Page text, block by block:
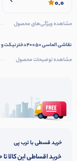
0.0
مشاهده ویژگی‌های محصول
نقاشی الماسی 50×40 دختر نیکت و خرس؛
مشاهده توضیحات محصول
خرید قسطی با ترب پی
خرید اقساطی این کالا تا